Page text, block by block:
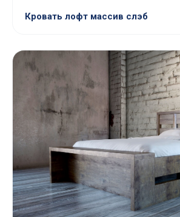
Кровать лофт массив слэб